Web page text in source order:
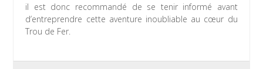
il est donc recommandé de se tenir informé avant
d’entreprendre cette aventure inoubliable au cœur du
Trou de Fer.